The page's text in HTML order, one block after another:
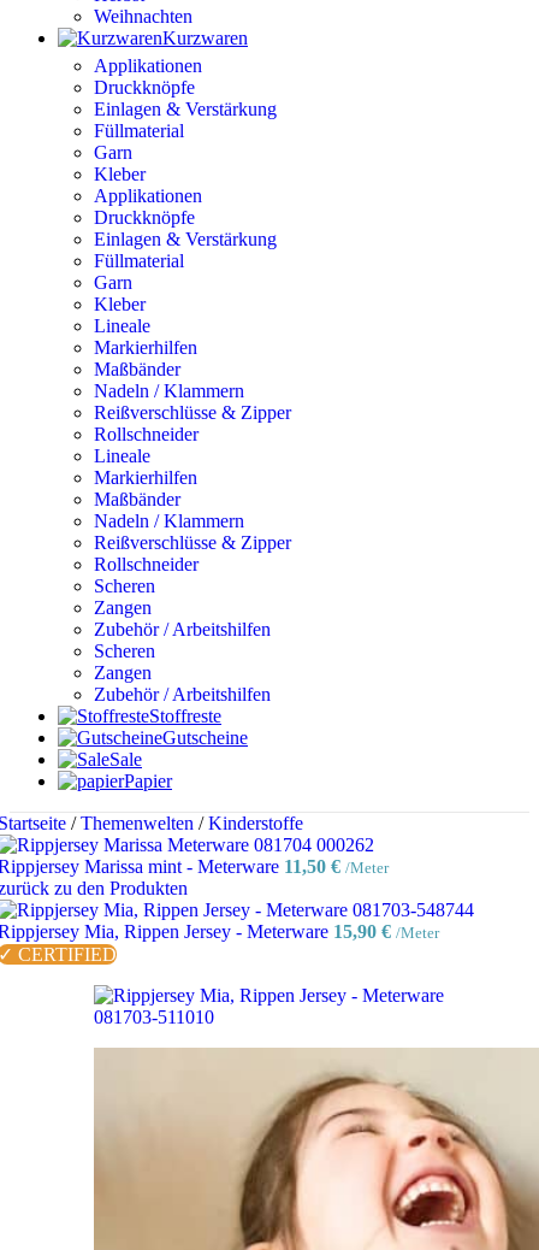
Weihnachten
Kurzwaren
Applikationen
Druckknöpfe
Einlagen & Verstärkung
Füllmaterial
Garn
Kleber
Applikationen
Druckknöpfe
Einlagen & Verstärkung
Füllmaterial
Garn
Kleber
Lineale
Markierhilfen
Maßbänder
Nadeln / Klammern
Reißverschlüsse & Zipper
Rollschneider
Lineale
Markierhilfen
Maßbänder
Nadeln / Klammern
Reißverschlüsse & Zipper
Rollschneider
Scheren
Zangen
Zubehör / Arbeitshilfen
Scheren
Zangen
Zubehör / Arbeitshilfen
Stoffreste
Gutscheine
Sale
Papier
/ Themenwelten / Kinderstoffe
Marissa mint - Meterware 11,50 € /Meter
zu den Produkten
Mia, Rippen Jersey - Meterware 15,90 € /Meter
CERTIFIED